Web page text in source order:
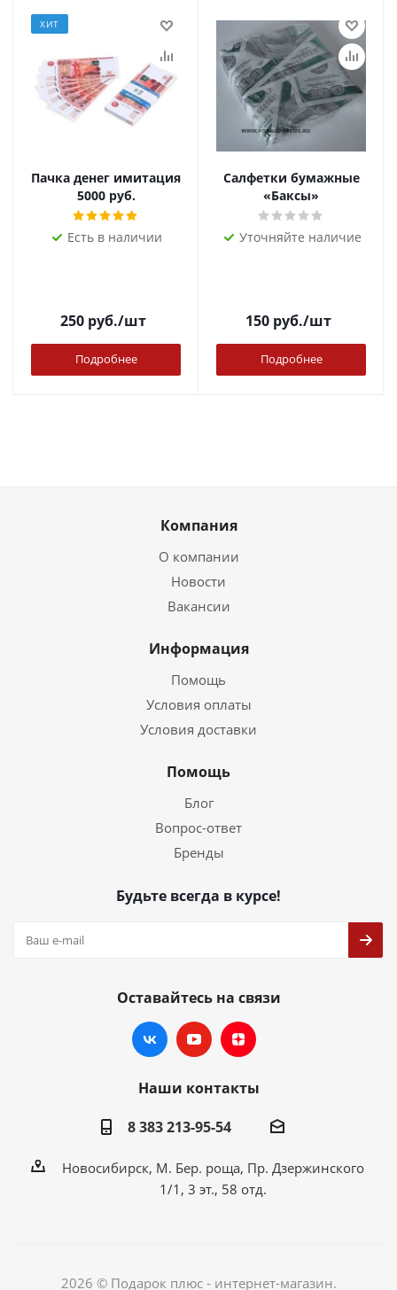
ХИТ
Пачка денег имитация
5000 руб.
Есть в наличии
250руб./шт
Подробнее
Салфетки бумажные
«Баксы»
Уточняйте наличие
150руб./шт
Подробнее
Компания
О компании
Новости
Вакансии
Информация
Помощь
Условия оплаты
Условия доставки
Помощь
Блог
Вопрос-ответ
Бренды
Будьте всегда в курсе!
Оставайтесь на связи
Наши контакты
8 383 213-95-54
Новосибирск, М. Бер. роща, Пр. Дзержинского
1/1, 3 эт., 58 отд.
2026 © Подарок плюс - интернет-магазин.